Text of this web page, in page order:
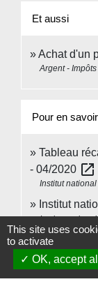
Et aussi
Achat d'un
Argent -
Pour en
Tableau
- 04/2020 open_in_new
Institut
Institut
Institut
This site uses
to activate
OK, accept all